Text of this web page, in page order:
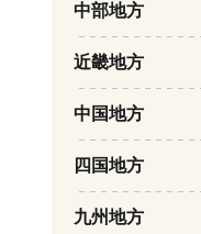
中部地方
近畿地方
中国地方
四国地方
九州地方